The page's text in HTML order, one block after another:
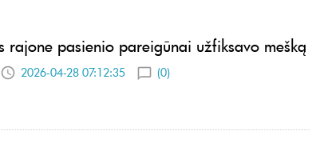
rajone pasienio pareigūnai užfiksavo mešką
2026-04-28 07:12:35 (0)